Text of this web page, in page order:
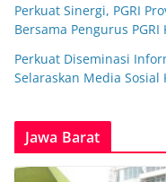
Perkuat Sinergi, PGRI
Bersama Pengurus
Perkuat Diseminasi
Selaraskan Media
Jawa Barat